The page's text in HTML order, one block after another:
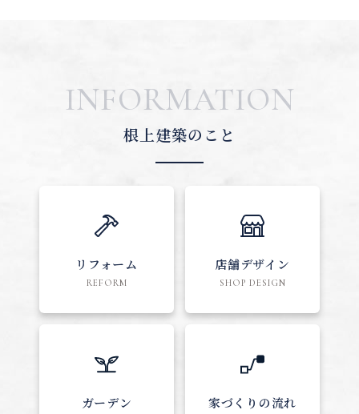
INFORMATION
根上建築のこと
リフォーム
REFORM
店舗デザイン
SHOP DESIGN
ガーデン 家づくりの流れ